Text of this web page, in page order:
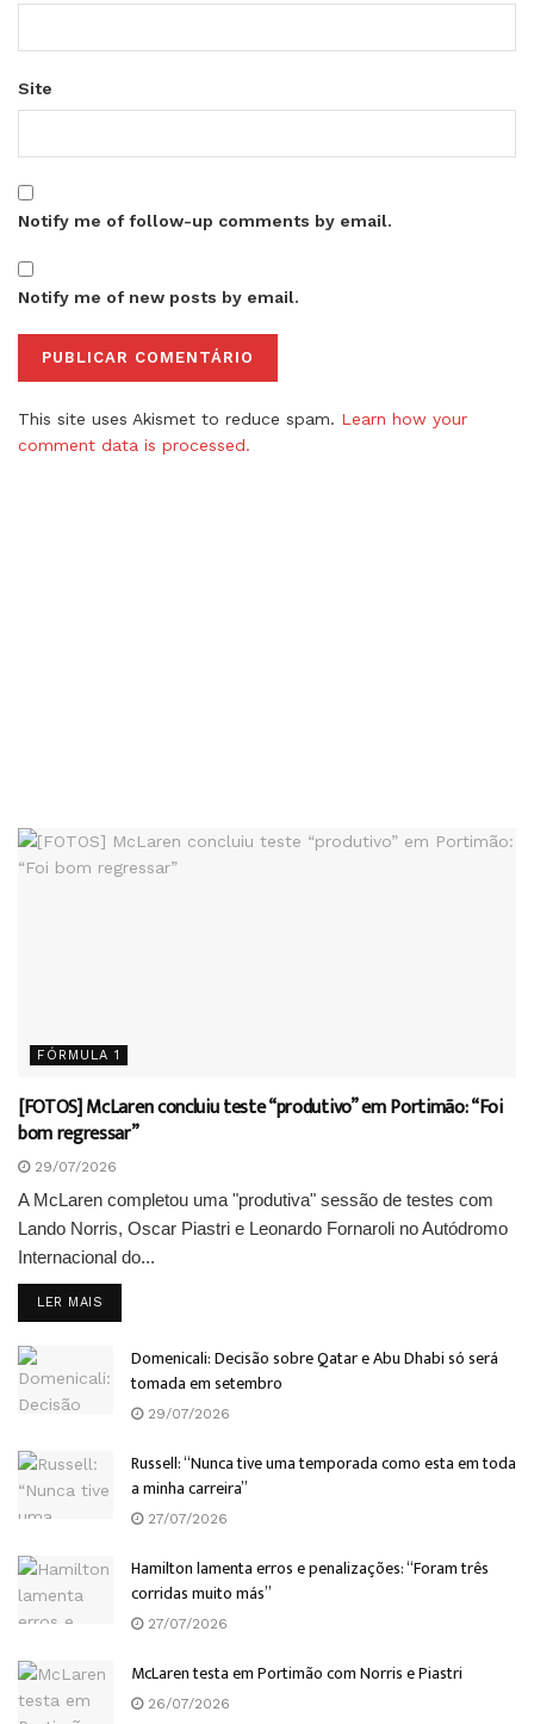
Site
Notify me of follow-up comments by email.
Notify me of new posts by email.
This site uses Akismet to reduce spam. Learn how your
comment data is processed.
FÓRMULA 1
[FOTOS] McLaren concluiu teste “produtivo” em Portimão: “Foi
bom regressar”
29/07/2026
A McLaren completou uma "produtiva" sessão de testes com
Lando Norris, Oscar Piastri e Leonardo Fornaroli no Autódromo
Internacional do...
LER MAIS
Domenicali: Decisão sobre Qatar e Abu Dhabi só será
tomada em setembro
29/07/2026
Russell: “Nunca tive uma temporada como esta em toda
a minha carreira”
27/07/2026
Hamilton lamenta erros e penalizações: “Foram três
corridas muito más”
27/07/2026
McLaren testa em Portimão com Norris e Piastri
26/07/2026